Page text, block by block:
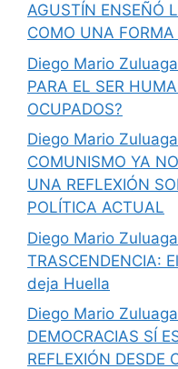
AGUSTÍN ENSEÑÓ
COMO UNA
Diego Mario
PARA EL SER
OCUPADOS?
Diego Mario
COMUNISMO YA
UNA REFLEXIÓN
POLÍTICA ACTUAL
Diego Mario
TRASCENDENCIA:
deja Huella
Diego Mario
DEMOCRACIAS SÍ
REFLEXIÓN DESDE